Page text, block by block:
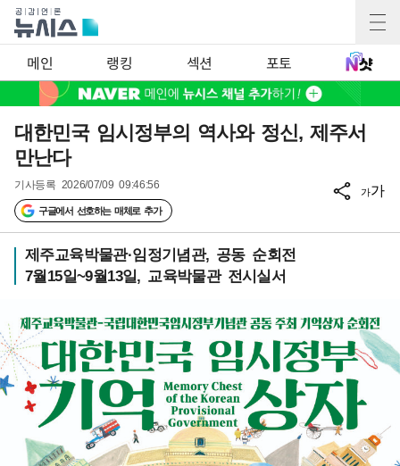
메인 랭킹 섹션 포토
대한민국 임시정부의 역사와 정신, 제주서
만난다
기사등록 2026/07/09 09:46:56
구글에서 선호하는 매체로 추가
가가
제주교육박물관·임정기념관, 공동 순회전
7월15일~9월13일, 교육박물관 전시실서